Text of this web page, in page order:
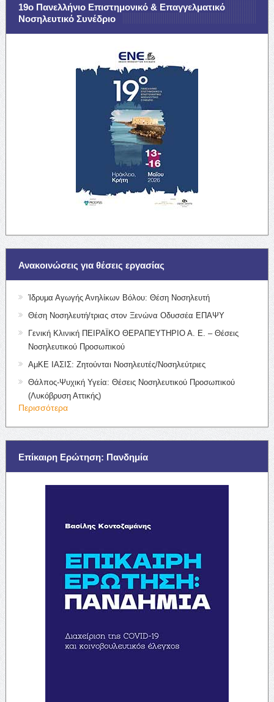
19ο Πανελλήνιο Επιστημονικό & Επαγγελματικό
Νοσηλευτικό Συνέδριο
Ανακοινώσεις για θέσεις εργασίας
Ίδρυμα Αγωγής Ανηλίκων Βόλου: Θέση Νοσηλευτή
Θέση Νοσηλευτή/τριας στον Ξενώνα Οδυσσέα ΕΠΑΨΥ
Γενική Κλινική ΠΕΙΡΑΪΚΟ ΘΕΡΑΠΕΥΤΗΡΙΟ Α. Ε. – Θέσεις
Νοσηλευτικού Προσωπικού
ΑμΚΕ ΙΑΣΙΣ: Ζητούνται Νοσηλευτές/Νοσηλεύτριες
Θάλπος-Ψυχική Υγεία: Θέσεις Νοσηλευτικού Προσωπικού
(Λυκόβρυση Αττικής)
Περισσότερα
Επίκαιρη Ερώτηση: Πανδημία